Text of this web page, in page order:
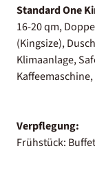
Standard One
16-20 qm,
(Kingsize),
Klimaanlage,
Verpflegung:
Frühstück: